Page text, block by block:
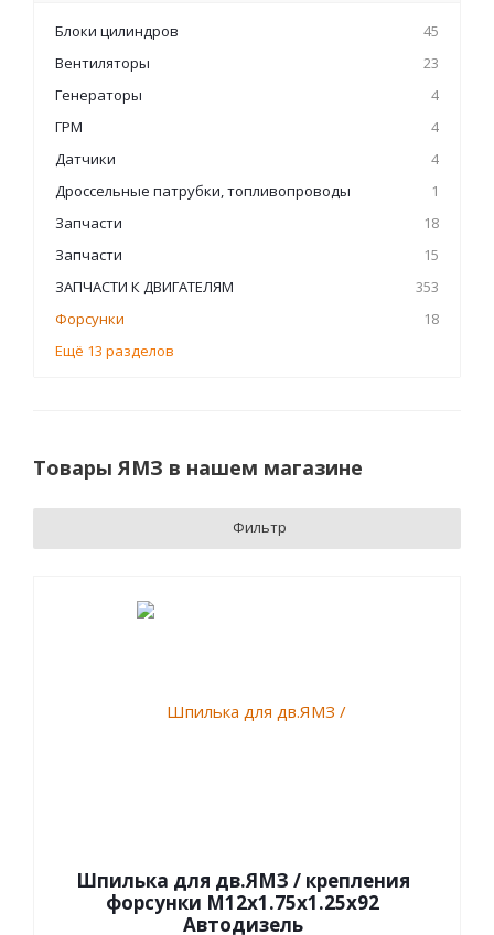
Блоки цилиндров
45
Вентиляторы
23
Генераторы
4
ГРМ
4
Датчики
4
Дроссельные патрубки, топливопроводы
1
Запчасти
18
Запчасти
15
ЗАПЧАСТИ К ДВИГАТЕЛЯМ
353
Форсунки
18
Ещё 13 разделов
Товары ЯМЗ в нашем магазине
Фильтр
Шпилька для дв.ЯМЗ / крепления
форсунки М12х1.75х1.25х92
Автодизель